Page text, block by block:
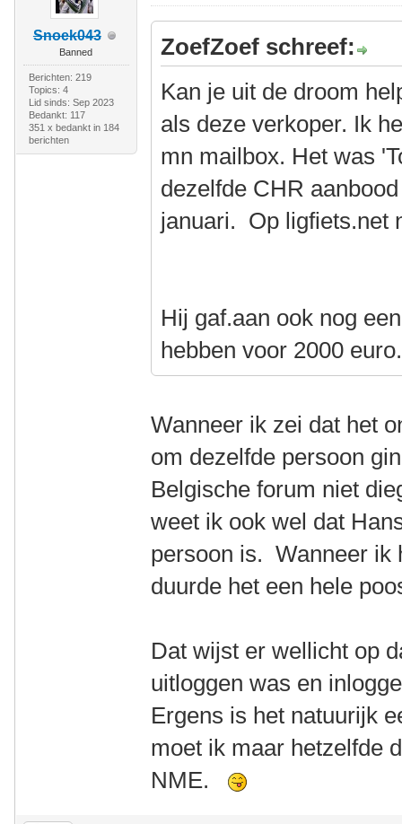
Snoek043
Banned
Berichten: 219
Topics: 4
Lid sinds: Sep 2023
Bedankt: 117
351 x bedankt in 184
berichten
ZoefZoef schreef:
Kan je uit de droom
als deze verkoper. Ik
mn mailbox. Het was
dezelfde CHR
januari. Op ligfiets.net
Hij gaf.aan ook nog
hebben voor 2000 euro.
Wanneer ik zei dat het
om dezelfde persoon
Belgische forum niet
weet ik ook wel dat
persoon is. Wanneer ik
duurde het een hele
Dat wijst er wellicht op
uitloggen was en
Ergens is het natuurijk
moet ik maar hetzelfde
NME.